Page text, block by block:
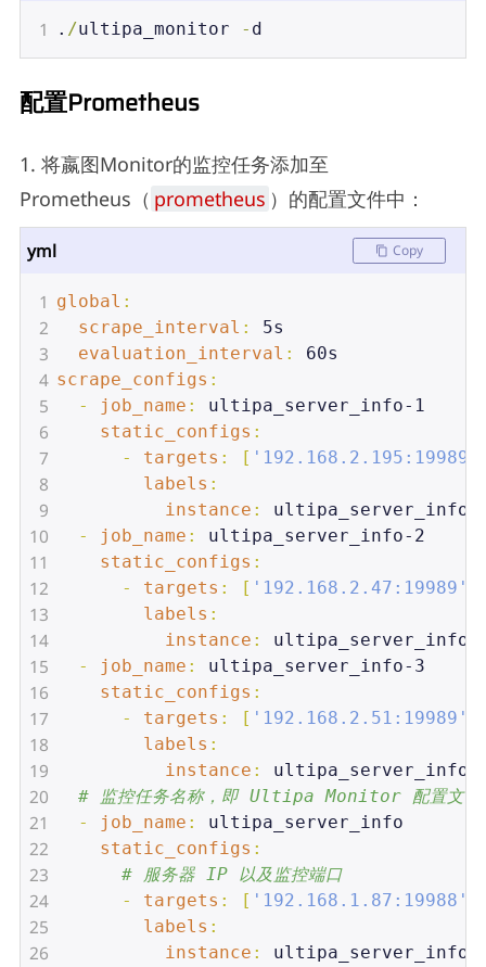
1 . /ultipa_monitor - d
配置Prometheus
1. 将嬴图Monitor的监控任务添加至
Prometheus（ prometheus ）的配置文件中：
yml Copy
1 global :
2
  scrape_interval
: 5s
3
  evaluation_interval
: 60s
4 scrape_configs :
5
  -
job_name : ultipa_server_info-1
6
    static_configs
:
7
      -
targets : [ '192.168.2.195:19989'
8
        labels
:
9
          instance
:
10
  -
job_name : ultipa_server_info-2
11
    static_configs
:
12
      -
targets : [ '192.168.2.47:19989'
13
        labels
:
14
          instance
:
15
  -
job_name : ultipa_server_info-3
16
    static_configs
:
17
      -
targets : [ '192.168.2.51:19989'
18
        labels
:
19
          instance
:
20 # 监控任务名称，即 Ultipa Monitor 配置文
21
  -
job_name : ultipa_server_info
22
    static_configs
:
23 # 服务器 IP 以及监控端口
24
      -
targets : [ '192.168.1.87:19988'
25
        labels
:
26
          instance
: ultipa_server_info